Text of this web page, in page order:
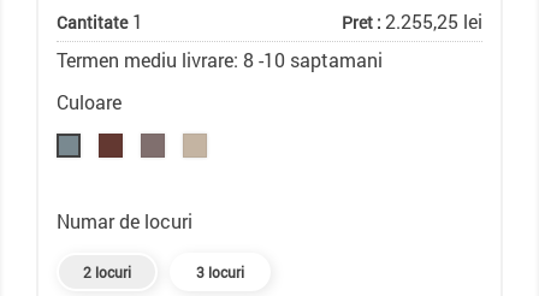
Cantitate1 Pret : 2.255,25 lei
Termen mediu livrare: 8 -10 saptamani
Culoare
Numar de locuri
2 locuri 3 locuri